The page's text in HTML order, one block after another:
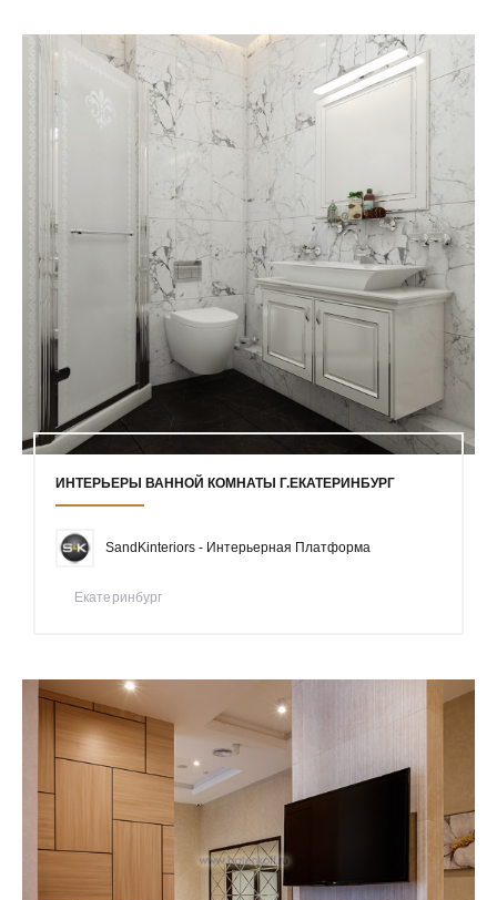
ИНТЕРЬЕРЫ ВАННОЙ КОМНАТЫ Г.ЕКАТЕРИНБУРГ
SandKinteriors - Интерьерная Платформа
Екатеринбург